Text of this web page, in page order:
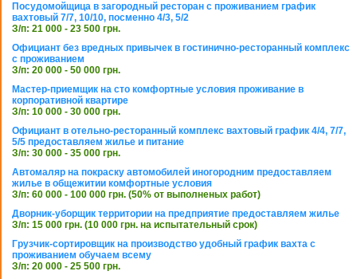
Посудомойщица в загородный ресторан с проживанием график
вахтовый 7/7, 10/10, посменно 4/3, 5/2
З/п: 21 000 - 23 500 грн.
Официант без вредных привычек в гостинично-ресторанный комплекс
с проживанием
З/п: 20 000 - 50 000 грн.
Мастер-приемщик на сто комфортные условия проживание в
корпоративной квартире
З/п: 10 000 - 30 000 грн.
Официант в отельно-ресторанный комплекс вахтовый график 4/4, 7/7,
5/5 предоставляем жилье и питание
З/п: 30 000 - 35 000 грн.
Автомаляр на покраску автомобилей иногородним предоставляем
жилье в общежитии комфортные условия
З/п: 60 000 - 100 000 грн. (50% от выполненых работ)
Дворник-уборщик территории на предприятие предоставляем жилье
З/п: 15 000 грн. (10 000 грн. на испытательный срок)
Грузчик-сортировщик на производство удобный график вахта с
проживанием обучаем всему
З/п: 20 000 - 25 500 грн.